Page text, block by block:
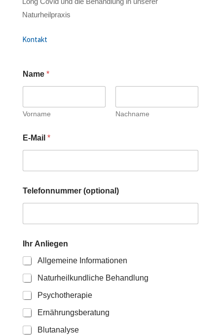
Naturheilpraxis
Kontakt
Name *
Vorname Nachname
E-Mail *
Telefonnummer (optional)
Ihr Anliegen
Allgemeine Informationen
Naturheilkundliche Behandlung
Psychotherapie
Ernährungsberatung
Blutanalyse